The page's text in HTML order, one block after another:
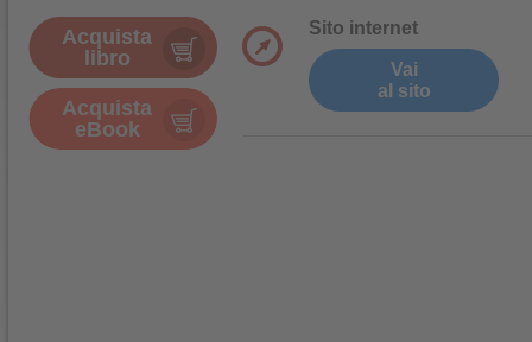
Acquista
libro
Acquista
eBook
Sito internet
Vai
al sito